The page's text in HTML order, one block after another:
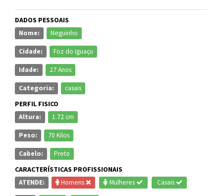
DADOS PESSOAIS
Nome: Neguinho
Cidade: Foz do Iguaçu
Idade: 27 Anos
Categoria: casais
PERFIL FISICO
Altura: 1.72 cm
Peso: 70 Kilos
Cabelo: Preto
CARACTERÍSTICAS PROFISSIONAIS
ATENDE: Homens Mulheres Casais